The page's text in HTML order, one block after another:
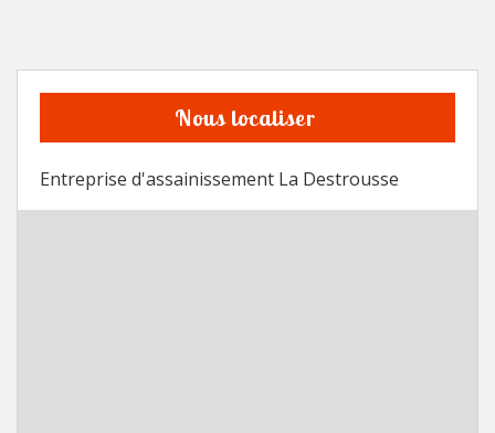
Nous localiser
Entreprise d'assainissement La Destrousse